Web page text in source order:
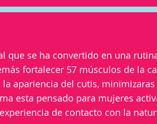
que se ha convertido en una
fortalecer 57 músculos de la
apariencia del cutis,
esta pensado para mujeres
de contacto con la